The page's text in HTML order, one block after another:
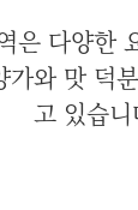
은 다양한
가와 맛 덕
고 있습